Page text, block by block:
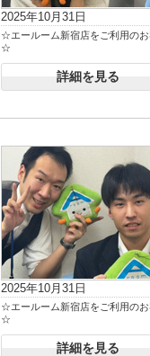
2025年10月31日
☆エールーム新宿店をご利用の
☆
詳細を見る
2025年10月31日
☆エールーム新宿店をご利用の
☆
詳細を見る